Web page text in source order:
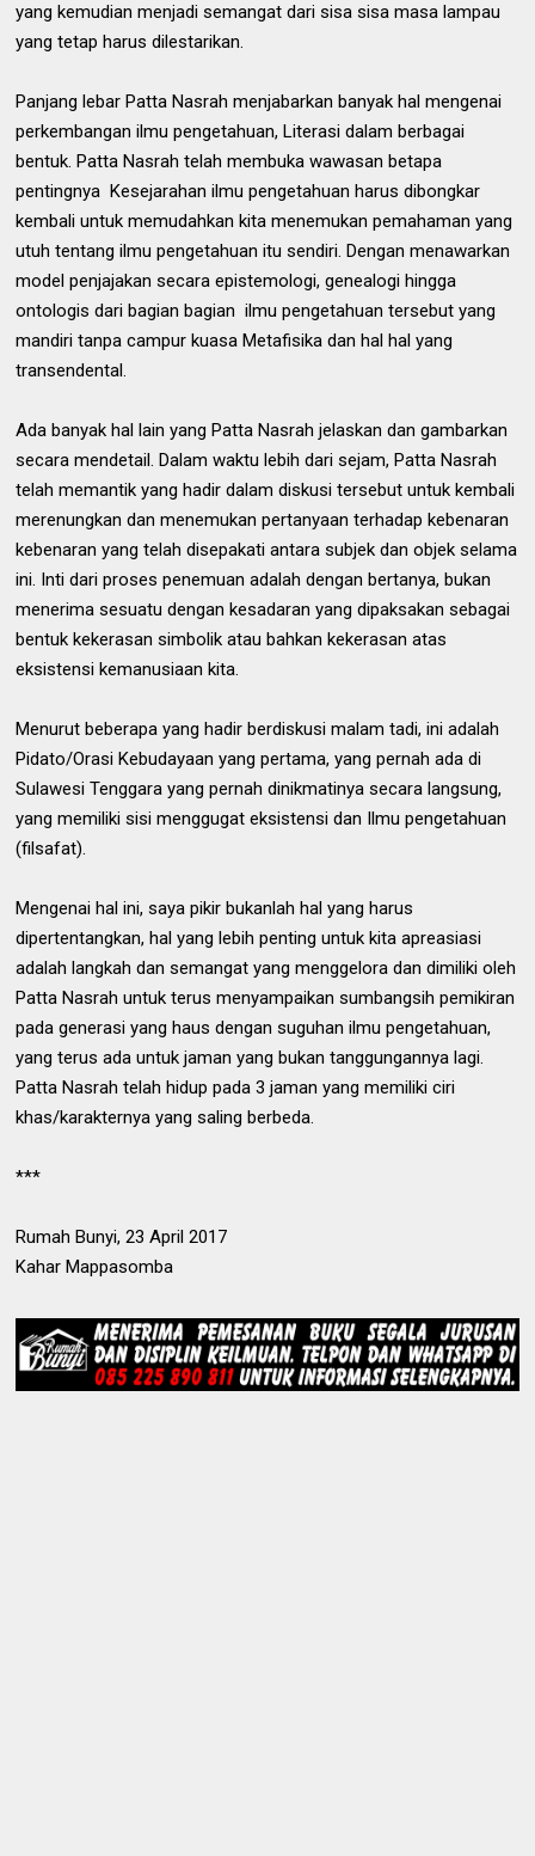
yang kemudian menjadi semangat dari sisa sisa masa lampau
yang tetap harus dilestarikan.
Panjang lebar Patta Nasrah menjabarkan banyak hal mengenai
perkembangan ilmu pengetahuan, Literasi dalam berbagai
bentuk. Patta Nasrah telah membuka wawasan betapa
pentingnya Kesejarahan ilmu pengetahuan harus dibongkar
kembali untuk memudahkan kita menemukan pemahaman yang
utuh tentang ilmu pengetahuan itu sendiri. Dengan menawarkan
model penjajakan secara epistemologi, genealogi hingga
ontologis dari bagian bagian ilmu pengetahuan tersebut yang
mandiri tanpa campur kuasa Metafisika dan hal hal yang
transendental.
Ada banyak hal lain yang Patta Nasrah jelaskan dan gambarkan
secara mendetail. Dalam waktu lebih dari sejam, Patta Nasrah
telah memantik yang hadir dalam diskusi tersebut untuk kembali
merenungkan dan menemukan pertanyaan terhadap kebenaran
kebenaran yang telah disepakati antara subjek dan objek selama
ini. Inti dari proses penemuan adalah dengan bertanya, bukan
menerima sesuatu dengan kesadaran yang dipaksakan sebagai
bentuk kekerasan simbolik atau bahkan kekerasan atas
eksistensi kemanusiaan kita.
Menurut beberapa yang hadir berdiskusi malam tadi, ini adalah
Pidato/Orasi Kebudayaan yang pertama, yang pernah ada di
Sulawesi Tenggara yang pernah dinikmatinya secara langsung,
yang memiliki sisi menggugat eksistensi dan Ilmu pengetahuan
(filsafat).
Mengenai hal ini, saya pikir bukanlah hal yang harus
dipertentangkan, hal yang lebih penting untuk kita apreasiasi
adalah langkah dan semangat yang menggelora dan dimiliki oleh
Patta Nasrah untuk terus menyampaikan sumbangsih pemikiran
pada generasi yang haus dengan suguhan ilmu pengetahuan,
yang terus ada untuk jaman yang bukan tanggungannya lagi.
Patta Nasrah telah hidup pada 3 jaman yang memiliki ciri
khas/karakternya yang saling berbeda.
***
Rumah Bunyi, 23 April 2017
Kahar Mappasomba